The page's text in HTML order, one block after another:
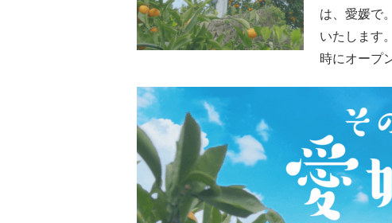
は、愛媛で
いたします
時にオープ